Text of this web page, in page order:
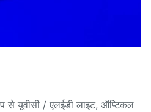
से यूवीसी / एलईडी लाइट, ऑप्टिकल